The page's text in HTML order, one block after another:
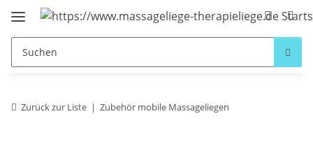
Zurück zur Liste Zubehör mobile Massageliegen